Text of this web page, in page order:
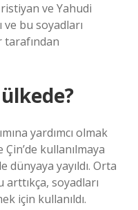
ve Yahudi
bu soyadları
tarafından
yardımcı olmak
Çin’de kullanılmaya
dünyaya yayıldı. Orta
arttıkça, soyadları
için kullanıldı.